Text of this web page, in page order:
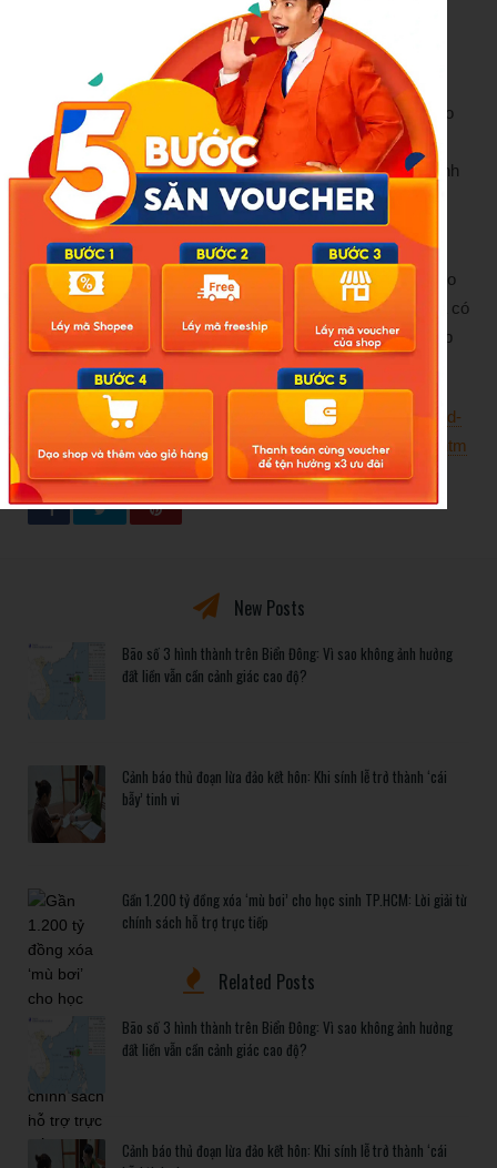
chức giám sát công tác phòng chống dịch, bệnh tay chân
miệng tại các khu vực có ca bệnh và ổ dịch.
Các trạm y tế phường, xã tăng cường giám sát phát hiện
bệnh nhân tại cơ sở y tế được phân cấp, trên hệ thống báo
cáo bệnh truyền nhiễm trực tuyến và tại cộng đồng. Tập
trung giám sát phát hiện và xử lý các trường hợp mắc bệnh
tay chân miệng, đặc biệt tại các nhà trẻ, mẫu giáo trên địa
bàn…
Ngoài ra, CDC Hà Nội cũng cho biết, các ca mắc sởi và ho
gà đang giảm so với cùng kỳ 2025. Trong gần 3 tháng qua có
134 trường hợp mắc sởi tại 76 phường, xã; 17 trường hợp
mắc ho gà tại 15 phường, xã.
Nguồn:https://thanhnien.vn/ha-noi-thong-tin-ve-17-ca-covid-
19-va-cac-o-dich-tay-chan-mieng-185260330153247282.htm
New Posts
Bão số 3 hình thành trên Biển Đông: Vì sao không ảnh hưởng
đất liền vẫn cần cảnh giác cao độ?
Cảnh báo thủ đoạn lừa đảo kết hôn: Khi sính lễ trở thành ‘cái
bẫy’ tinh vi
Gần 1.200 tỷ đồng xóa ‘mù bơi’ cho học sinh TP.HCM: Lời giải từ
chính sách hỗ trợ trực tiếp
Related Posts
Bão số 3 hình thành trên Biển Đông: Vì sao không ảnh hưởng
đất liền vẫn cần cảnh giác cao độ?
Cảnh báo thủ đoạn lừa đảo kết hôn: Khi sính lễ trở thành ‘cái